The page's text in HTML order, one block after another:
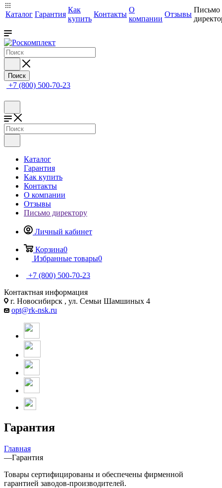
Каталог Гарантия
Как
купить
Контакты
О
компании
Отзывы
Письмо
Поиск
+7 (800) 500-70-23
Каталог
Гарантия
Как купить
Контакты
О компании
Отзывы
Письмо директору
Личный кабинет
Корзина0
Избранные товары0
+7 (800) 500-70-23
Контактная информация
г. Новосибирск , ул. Семьи Шамшиных 4
opt@rk-nsk.ru
Гарантия
Главная
—Гарантия
Товары сертифицированы и обеспечены фирменной
гарантией заводов-производителей.